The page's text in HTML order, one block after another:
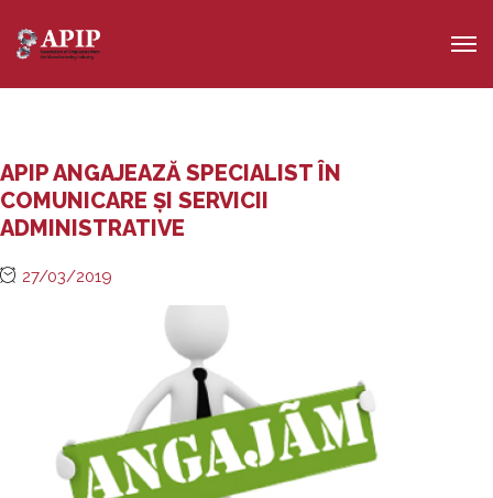
APIP ANGAJEAZĂ SPECIALIST ÎN
COMUNICARE ȘI SERVICII
ADMINISTRATIVE
27/03/2019